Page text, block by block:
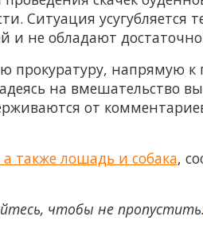
Ситуация
не обладают
прокуратуру, напрямую к
на вмешательство
от
также лошадь и собака,
чтобы не